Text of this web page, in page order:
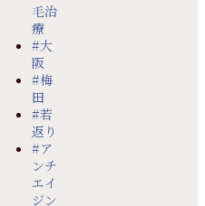
毛治
療
#大
阪
#梅
田
#若
返り
#ア
ンチ
エイ
ジン